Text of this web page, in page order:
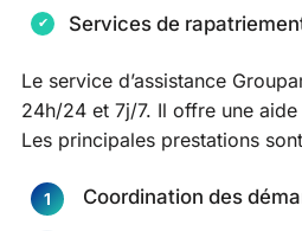
Services de
Le service d’assistance
24h/24 et 7j/7. Il offre une
Les principales prestations
Coordination des